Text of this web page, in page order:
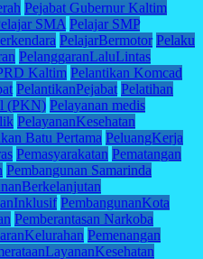
Pejabat Gubernur Kaltim
SMA Pelajar SMP
PelajarBermotor Pelaku
PelanggaranLaluLintas
Kaltim Pelantikan Komcad
PelantikanPejabat Pelatihan
(PKN) Pelayanan medis
PelayananKesehatan
Batu Pertama PeluangKerja
Pemasyarakatan Pematangan
Pembangunan Samarinda
PembangunanKota
Pemberantasan Narkoba
Pemenangan